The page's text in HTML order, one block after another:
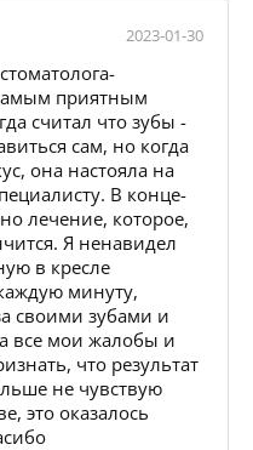
2023-01-30
приятным
считал что зубы -
сам, но когда
она настояла на
В конце-
лечение, которое,
Я ненавидел
в кресле
минуту,
своими зубами и
все мои жалобы и
что результат
не чувствую
это оказалось